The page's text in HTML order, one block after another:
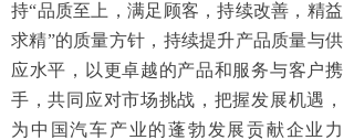
持“品质至上，满足顾客，持续改善，精益
求精”的质量方针，持续提升产品质量与供
应水平，以更卓越的产品和服务与客户携
手，共同应对市场挑战，把握发展机遇，
为中国汽车产业的蓬勃发展贡献企业力